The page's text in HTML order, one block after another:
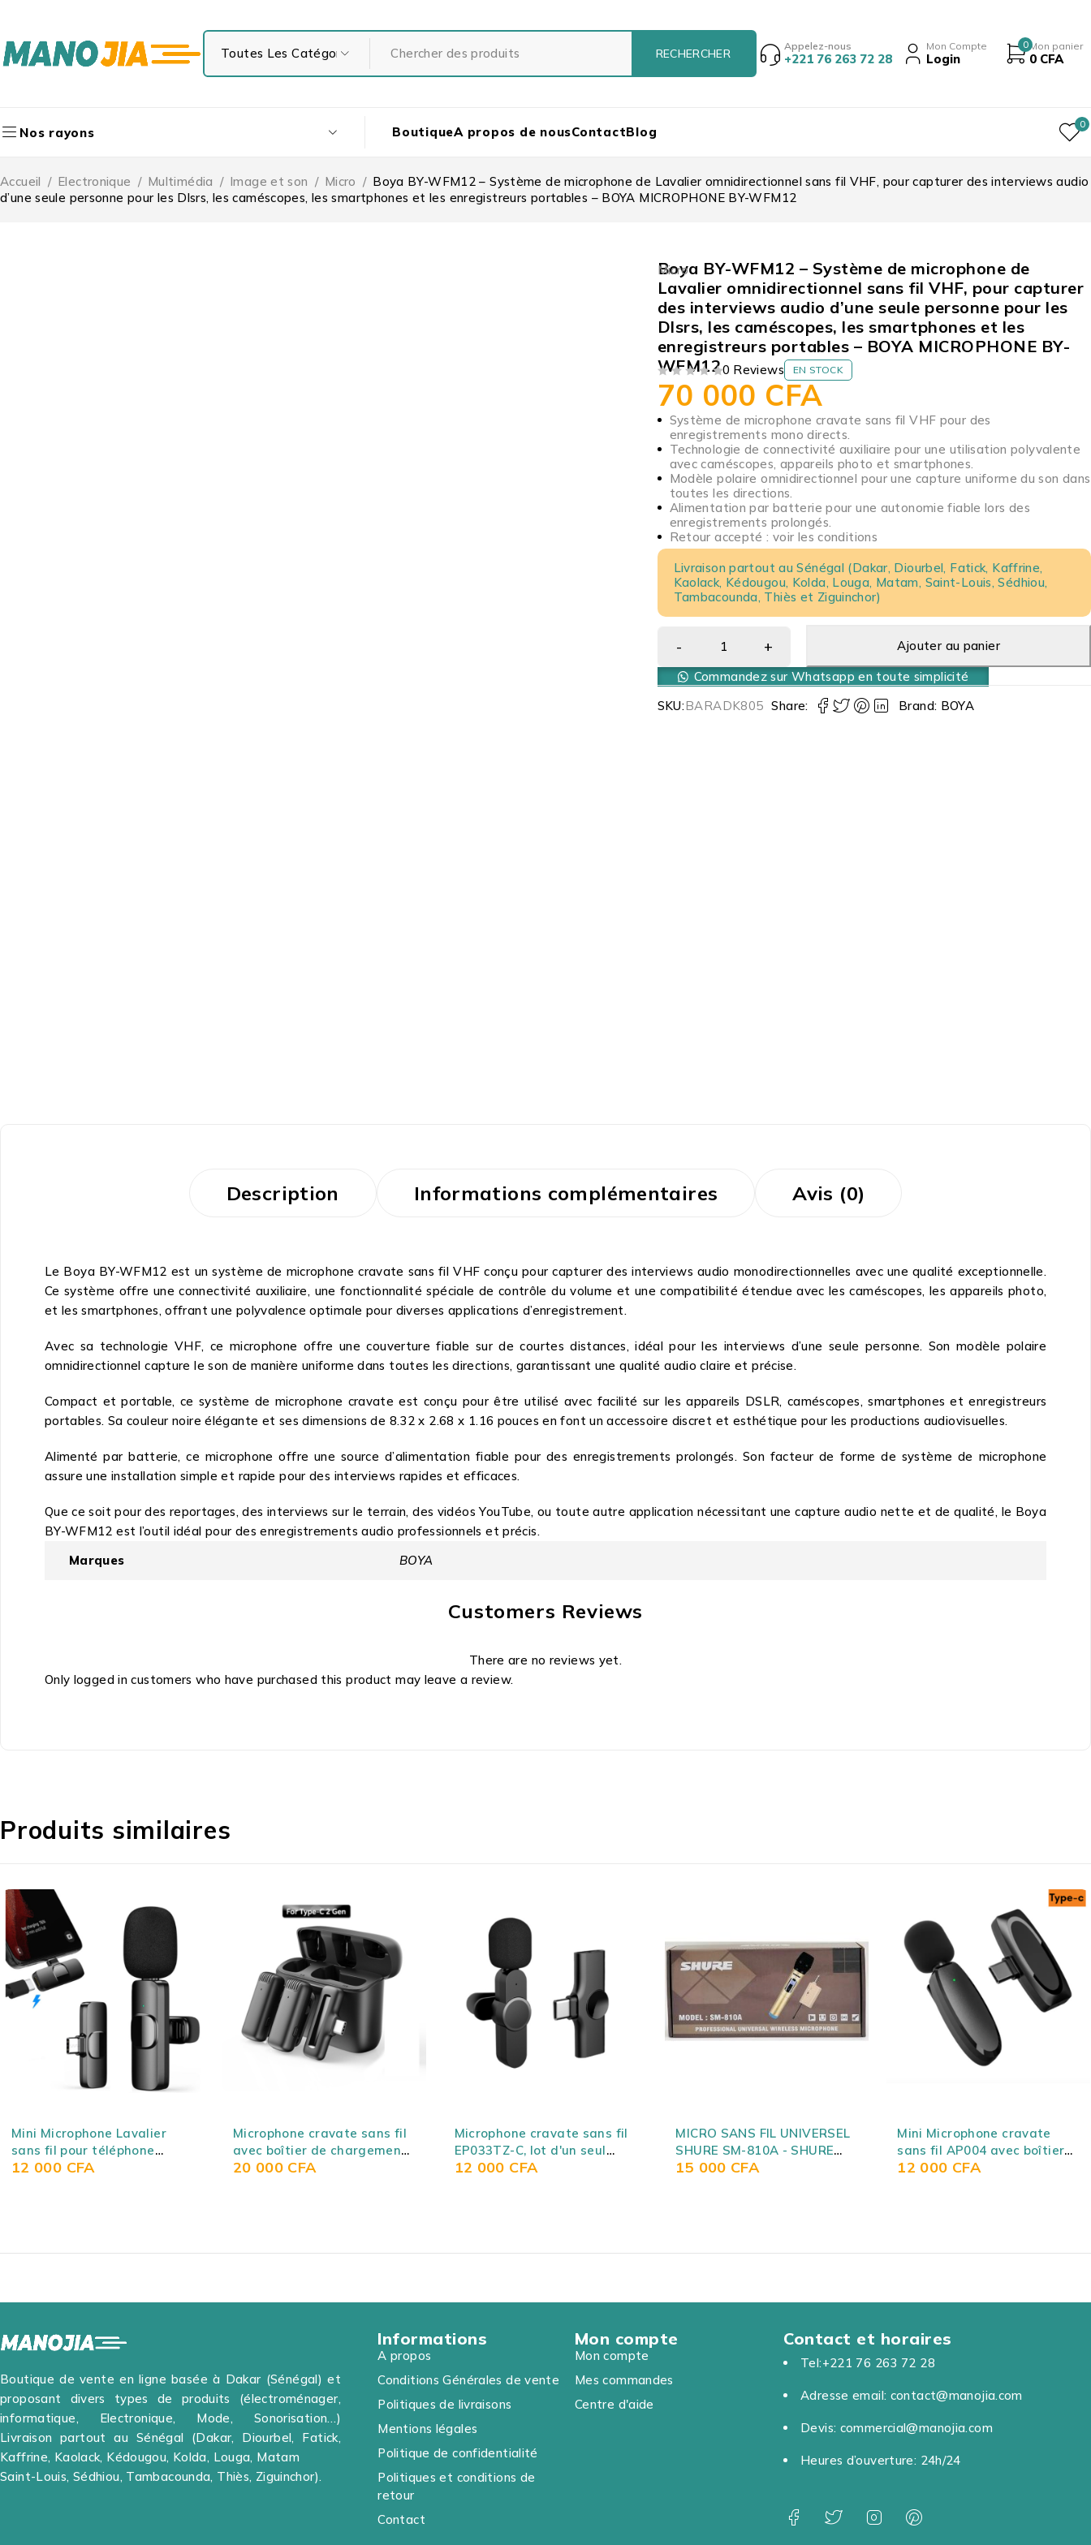
Appelez-nous
+221 76 263 72 28
Mon Compte
Login
0 Mon panier
0 CFA
Nos rayons BoutiqueA propos de nousContactBlog 0
Accueil / Electronique / Multimédia / Image et son / Micro / Boya BY-WFM12 – Système de microphone de Lavalier omnidirectionnel sans fil VHF, pour capturer des interviews audio
d’une seule personne pour les Dlsrs, les caméscopes, les smartphones et les enregistreurs portables – BOYA MICROPHONE BY-WFM12
Micro
Boya BY-WFM12 – Système de microphone de
Lavalier omnidirectionnel sans fil VHF, pour capturer
des interviews audio d’une seule personne pour les
Dlsrs, les caméscopes, les smartphones et les
enregistreurs portables – BOYA MICROPHONE BY-
WFM120 Reviews EN STOCK
70 000 CFA
Système de microphone cravate sans fil VHF pour des
enregistrements mono directs.
Technologie de connectivité auxiliaire pour une utilisation polyvalente
avec caméscopes, appareils photo et smartphones.
Modèle polaire omnidirectionnel pour une capture uniforme du son dans
toutes les directions.
Alimentation par batterie pour une autonomie fiable lors des
enregistrements prolongés.
Retour accepté : voir les conditions
Livraison partout au Sénégal (Dakar, Diourbel, Fatick, Kaffrine,
Kaolack, Kédougou, Kolda, Louga, Matam, Saint-Louis, Sédhiou,
Tambacounda, Thiès et Ziguinchor)
Ajouter au panier
Commandez sur Whatsapp en toute simplicité
SKU:BARADK805 Share: Brand: BOYA
Description Informations complémentaires Avis (0)
Le Boya BY-WFM12 est un système de microphone cravate sans fil VHF conçu pour capturer des interviews audio monodirectionnelles avec une qualité exceptionnelle.
Ce système offre une connectivité auxiliaire, une fonctionnalité spéciale de contrôle du volume et une compatibilité étendue avec les caméscopes, les appareils photo,
et les smartphones, offrant une polyvalence optimale pour diverses applications d’enregistrement.
Avec sa technologie VHF, ce microphone offre une couverture fiable sur de courtes distances, idéal pour les interviews d’une seule personne. Son modèle polaire
omnidirectionnel capture le son de manière uniforme dans toutes les directions, garantissant une qualité audio claire et précise.
Compact et portable, ce système de microphone cravate est conçu pour être utilisé avec facilité sur les appareils DSLR, caméscopes, smartphones et enregistreurs
portables. Sa couleur noire élégante et ses dimensions de 8.32 x 2.68 x 1.16 pouces en font un accessoire discret et esthétique pour les productions audiovisuelles.
Alimenté par batterie, ce microphone offre une source d’alimentation fiable pour des enregistrements prolongés. Son facteur de forme de système de microphone
assure une installation simple et rapide pour des interviews rapides et efficaces.
Que ce soit pour des reportages, des interviews sur le terrain, des vidéos YouTube, ou toute autre application nécessitant une capture audio nette et de qualité, le Boya
BY-WFM12 est l’outil idéal pour des enregistrements audio professionnels et précis.
Marques
BOYA
Customers Reviews
There are no reviews yet.
Only logged in customers who have purchased this product may leave a review.
Produits similaires
Microphone cravate sans fil
avec boîtier de chargement,
lot de double micro à revers
YouTube, réduction du bruit
MICROPHONE / MICRO
TYPE-C
20 000 CFA
Microphone cravate sans fil
EP033TZ-C, lot d'un seul
micro à revers pour Android
réduction du bruit Plug &
MICROPHONE / MICRO
12 000 CFA
MICRO SANS FIL UNIVERSEL
SHURE SM-810A - SHURE
MICROPHONE+AMPLI SM-
15 000 CFA
Mini Microphone cravate
sans fil AP004 avec boîtier
de chargement, lot d'un seul
direct, TikTok, YouTube,
automatique - WIRELESS
CRAVATE SANS FIL AP004-C
12 000 CFA
Microphone cravate sans fil
double micro à revers pour
Camera, Android, Ordinateur
réduction du bruit Plug &
MICROPHONE / MICRO
3IN1
19 000 CFA
Boutique de vente en ligne basée à Dakar (Sénégal) et
proposant divers types de produits (électroménager,
informatique, Electronique, Mode, Sonorisation…)
Livraison partout au Sénégal (Dakar, Diourbel, Fatick,
Kaffrine, Kaolack, Kédougou, Kolda, Louga, Matam
Saint-Louis, Sédhiou, Tambacounda, Thiès, Ziguinchor).
Informations
A propos
Conditions Générales de vente
Politiques de livraisons
Mentions légales
Politique de confidentialité
Politiques et conditions de
retour
Contact
Mon compte
Mon compte
Mes commandes
Centre d'aide
Contact et horaires
Tel:+221 76 263 72 28
Adresse email: contact@manojia.com
Devis: commercial@manojia.com
Heures d’ouverture: 24h/24